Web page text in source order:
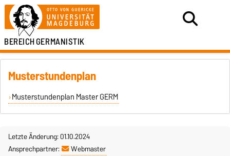
BEREICHGERMANISTIK
Musterstundenplan
Musterstundenplan Master GERM
Letzte Änderung: 01.10.2024
Ansprechpartner:
Webmaster